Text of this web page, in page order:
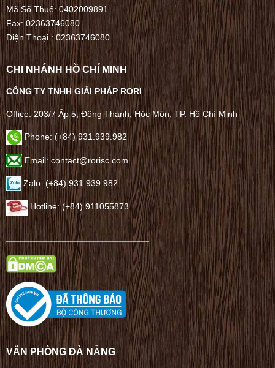
Mã Số Thuế: 0402009891
Fax: 02363746080
Điện Thoại :02363746080
CHI NHÁNH HỒ CHÍ MINH
CÔNG TY TNHH GIẢI PHÁP RORI
Office: 203/7 Ấp 5, Đông Thạnh, Hóc Môn, TP. Hồ Chí Minh
Phone: (+84) 931.939.982
Email: contact@rorisc.com
Zalo: (+84) 931.939.982
Hotline: (+84) 911055873
——————————————–
VĂN PHÒNG ĐÀ NẴNG